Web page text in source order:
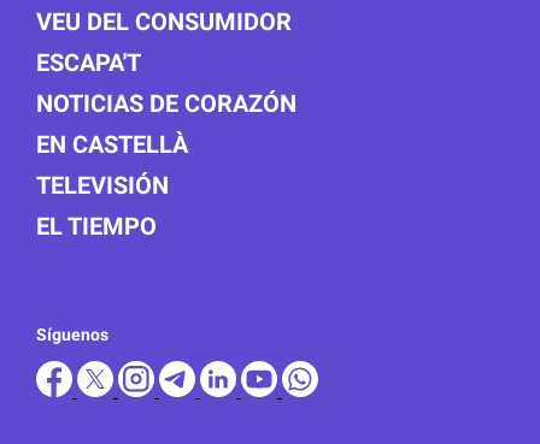
VEU DEL CONSUMIDOR
ESCAPA'T
NOTICIAS DE CORAZÓN
EN CASTELLÀ
TELEVISIÓN
EL TIEMPO
Síguenos